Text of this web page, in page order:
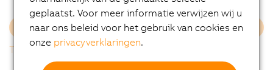
Meer laden
Terug naar overzicht
geplaatst. Voor meer informatie verwijzen wij u
naar ons beleid voor het gebruik van cookies en
onze privacyverklaringen.